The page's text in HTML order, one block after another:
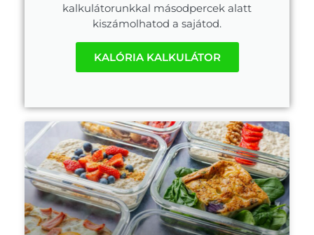
kalkulátorunkkal másodpercek alatt
kiszámolhatod a sajátod.
KALÓRIA KALKULÁTOR